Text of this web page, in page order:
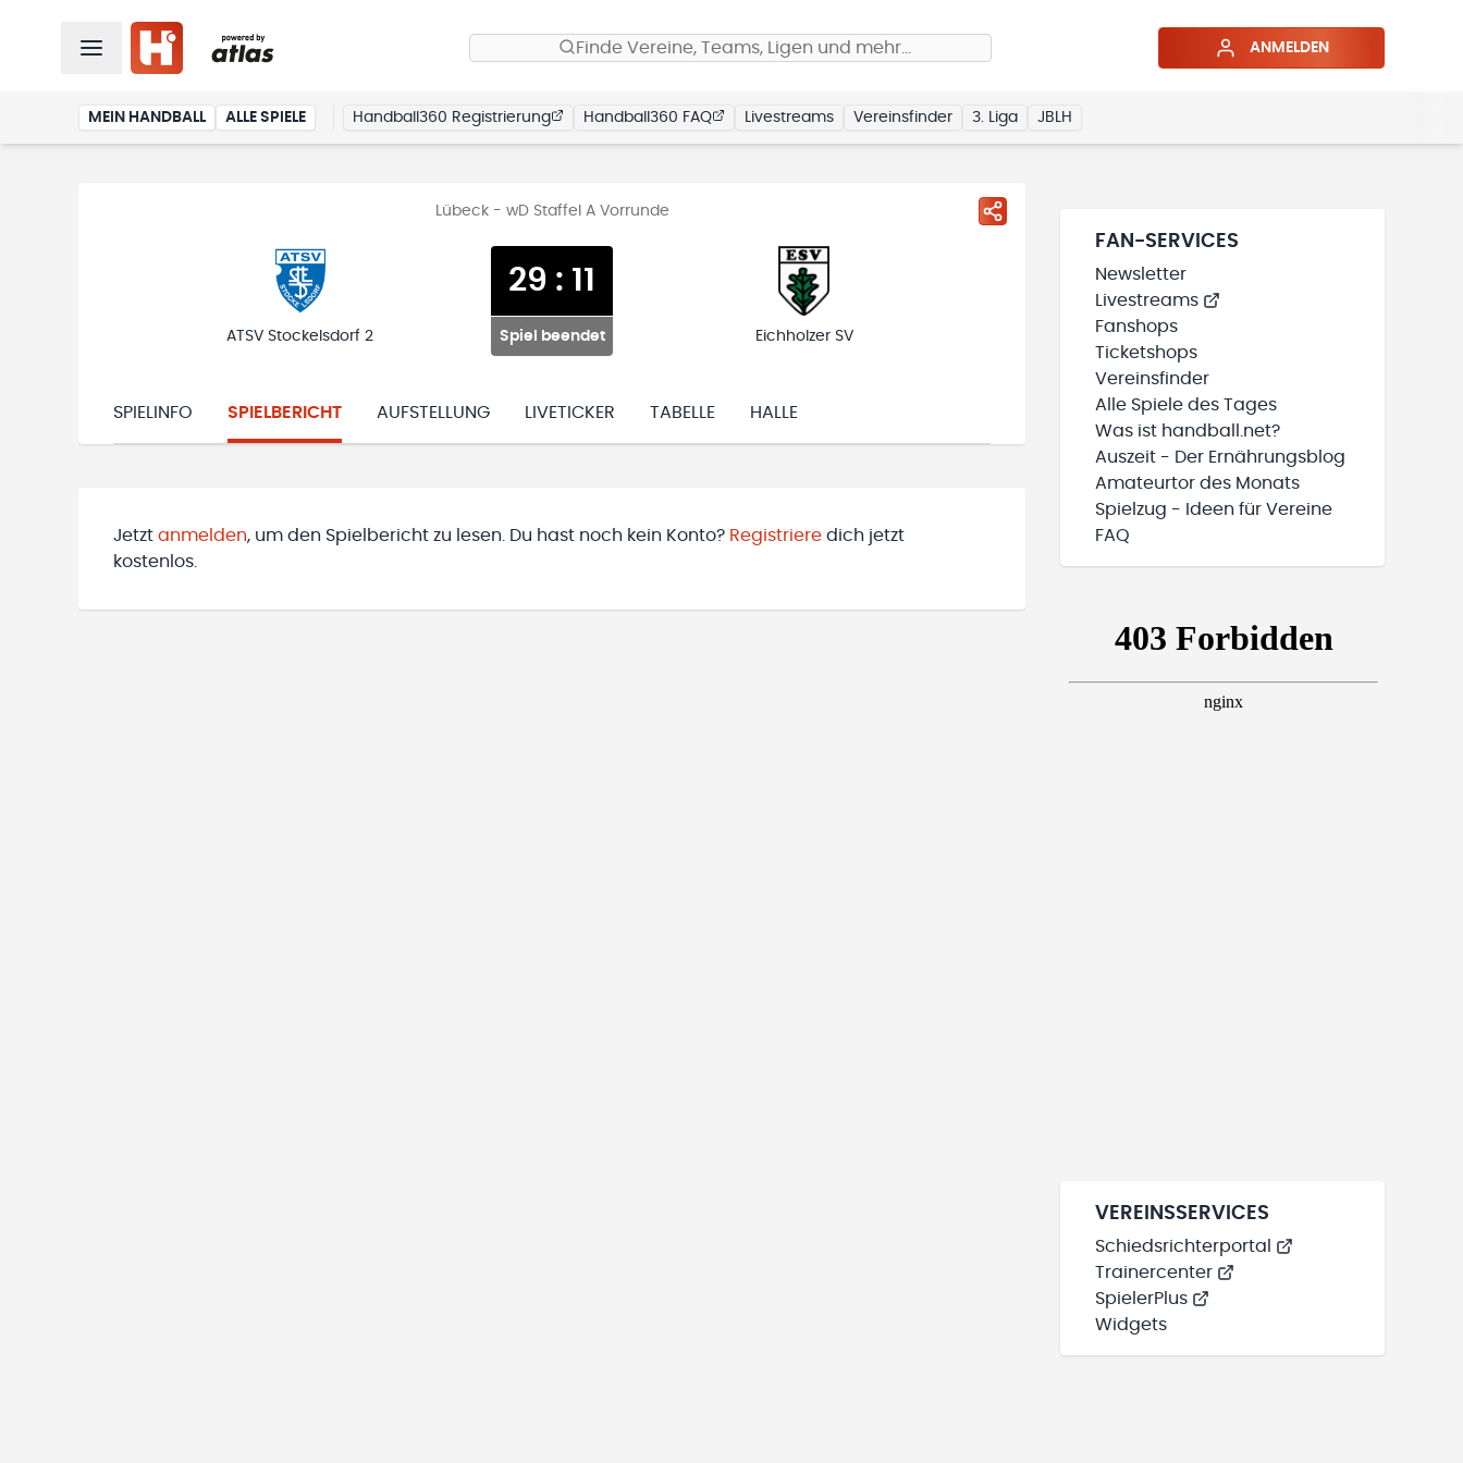
Finde Vereine, Teams, Ligen und mehr… ANMELDEN
MEIN HANDBALL ALLE SPIELE Handball360 Registrierung Handball360 FAQ Livestreams Vereinsfinder 3. Liga JBLH
Lübeck - wD Staffel A Vorrunde
ATSV Stockelsdorf 2
29 : 11
Spiel beendet Eichholzer SV
SPIELINFO SPIELBERICHT AUFSTELLUNG LIVETICKER TABELLE HALLE
Jetzt anmelden, um den Spielbericht zu lesen. Du hast noch kein Konto? Registriere dich jetzt
kostenlos.
FAN-SERVICES
Newsletter
Livestreams
Fanshops
Ticketshops
Vereinsfinder
Alle Spiele des Tages
Was ist handball.net?
Auszeit - Der Ernährungsblog
Amateurtor des Monats
Spielzug - Ideen für Vereine
FAQ
VEREINSSERVICES
Schiedsrichterportal
Trainercenter
SpielerPlus
Widgets